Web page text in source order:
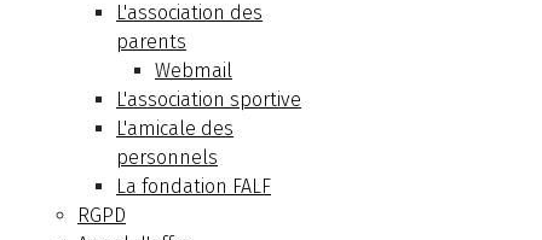
L'association des
parents
Webmail
L'association sportive
L'amicale des
personnels
La fondation FALF
RGPD